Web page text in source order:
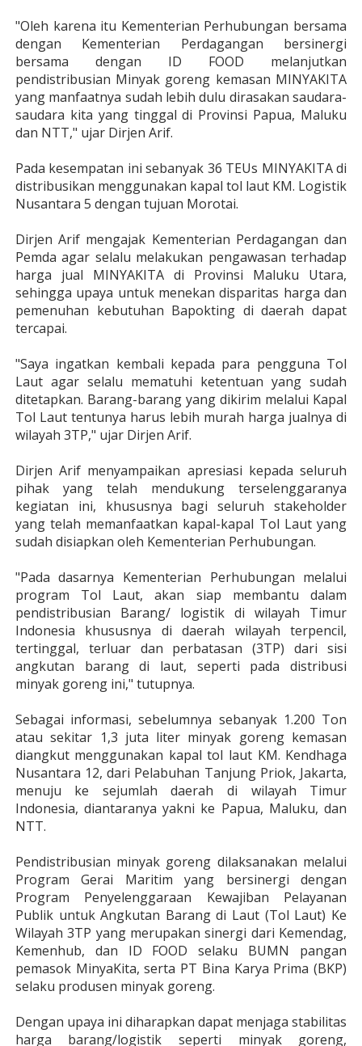
"Oleh karena itu Kementerian Perhubungan bersama
dengan Kementerian Perdagangan bersinergi
bersama dengan ID FOOD melanjutkan
pendistribusian Minyak goreng kemasan MINYAKITA
yang manfaatnya sudah lebih dulu dirasakan saudara-
saudara kita yang tinggal di Provinsi Papua, Maluku
dan NTT," ujar Dirjen Arif.
Pada kesempatan ini sebanyak 36 TEUs MINYAKITA di
distribusikan menggunakan kapal tol laut KM. Logistik
Nusantara 5 dengan tujuan Morotai.
Dirjen Arif mengajak Kementerian Perdagangan dan
Pemda agar selalu melakukan pengawasan terhadap
harga jual MINYAKITA di Provinsi Maluku Utara,
sehingga upaya untuk menekan disparitas harga dan
pemenuhan kebutuhan Bapokting di daerah dapat
tercapai.
"Saya ingatkan kembali kepada para pengguna Tol
Laut agar selalu mematuhi ketentuan yang sudah
ditetapkan. Barang-barang yang dikirim melalui Kapal
Tol Laut tentunya harus lebih murah harga jualnya di
wilayah 3TP," ujar Dirjen Arif.
Dirjen Arif menyampaikan apresiasi kepada seluruh
pihak yang telah mendukung terselenggaranya
kegiatan ini, khususnya bagi seluruh stakeholder
yang telah memanfaatkan kapal-kapal Tol Laut yang
sudah disiapkan oleh Kementerian Perhubungan.
"Pada dasarnya Kementerian Perhubungan melalui
program Tol Laut, akan siap membantu dalam
pendistribusian Barang/ logistik di wilayah Timur
Indonesia khususnya di daerah wilayah terpencil,
tertinggal, terluar dan perbatasan (3TP) dari sisi
angkutan barang di laut, seperti pada distribusi
minyak goreng ini," tutupnya.
Sebagai informasi, sebelumnya sebanyak 1.200 Ton
atau sekitar 1,3 juta liter minyak goreng kemasan
diangkut menggunakan kapal tol laut KM. Kendhaga
Nusantara 12, dari Pelabuhan Tanjung Priok, Jakarta,
menuju ke sejumlah daerah di wilayah Timur
Indonesia, diantaranya yakni ke Papua, Maluku, dan
NTT.
Pendistribusian minyak goreng dilaksanakan melalui
Program Gerai Maritim yang bersinergi dengan
Program Penyelenggaraan Kewajiban Pelayanan
Publik untuk Angkutan Barang di Laut (Tol Laut) Ke
Wilayah 3TP yang merupakan sinergi dari Kemendag,
Kemenhub, dan ID FOOD selaku BUMN pangan
pemasok MinyaKita, serta PT Bina Karya Prima (BKP)
selaku produsen minyak goreng.
Dengan upaya ini diharapkan dapat menjaga stabilitas
harga barang/logistik seperti minyak goreng,